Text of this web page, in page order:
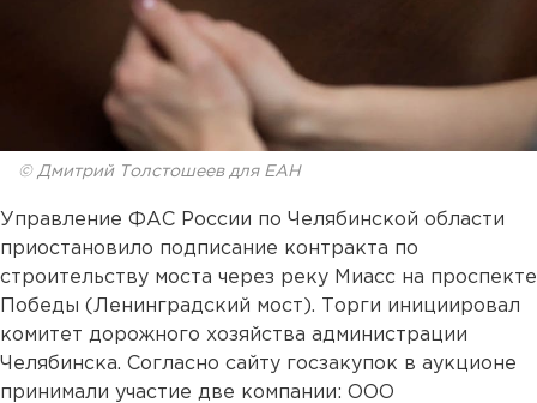
© Дмитрий Толстошеев для ЕАН
Управление ФАС России по Челябинской области
приостановило подписание контракта по
строительству моста через реку Миасс на проспекте
Победы (Ленинградский мост). Торги инициировал
комитет дорожного хозяйства администрации
Челябинска. Согласно сайту госзакупок в аукционе
принимали участие две компании: ООО